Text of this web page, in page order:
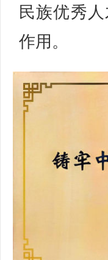
民族优秀
作用。